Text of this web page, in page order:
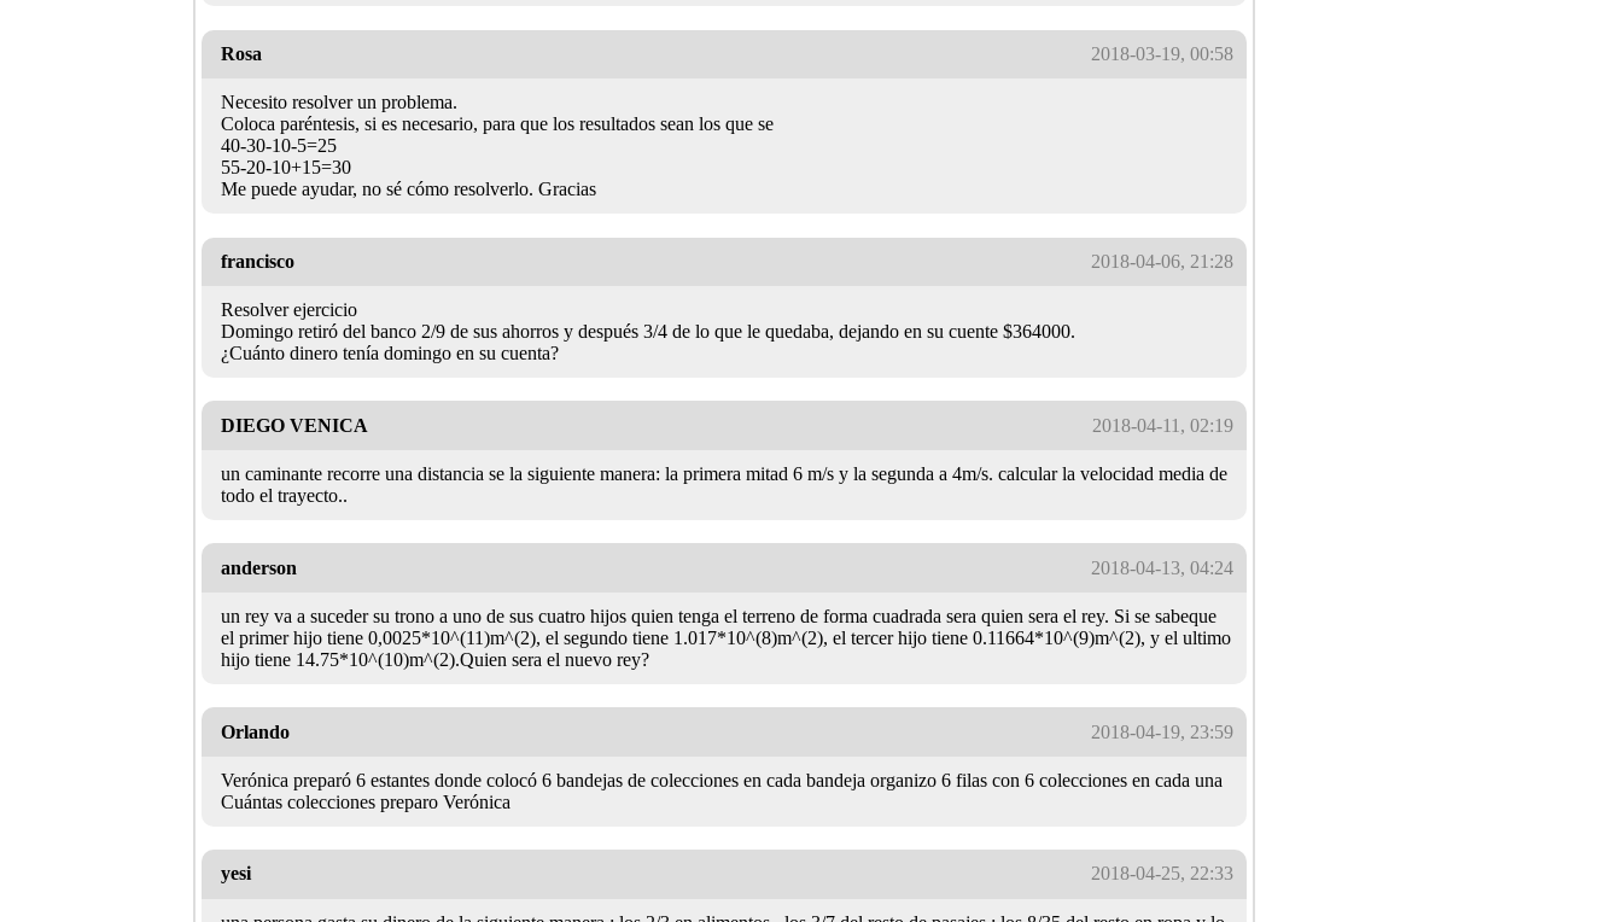
Rosa 2018-03-19, 00:58
Necesito resolver un problema.
Coloca paréntesis, si es necesario, para que los resultados sean los que se
40-30-10-5=25
55-20-10+15=30
Me puede ayudar, no sé cómo resolverlo. Gracias
francisco 2018-04-06, 21:28
Resolver ejercicio
Domingo retiró del banco 2/9 de sus ahorros y después 3/4 de lo que le quedaba, dejando en su cuente $364000.
¿Cuánto dinero tenía domingo en su cuenta?
DIEGO VENICA 2018-04-11, 02:19
un caminante recorre una distancia se la siguiente manera: la primera mitad 6 m/s y la segunda a 4m/s. calcular la velocidad media de
todo el trayecto..
anderson 2018-04-13, 04:24
un rey va a suceder su trono a uno de sus cuatro hijos quien tenga el terreno de forma cuadrada sera quien sera el rey. Si se sabeque
el primer hijo tiene 0,0025*10^(11)m^(2), el segundo tiene 1.017*10^(8)m^(2), el tercer hijo tiene 0.11664*10^(9)m^(2), y el ultimo
hijo tiene 14.75*10^(10)m^(2).Quien sera el nuevo rey?
Orlando 2018-04-19, 23:59
Verónica preparó 6 estantes donde colocó 6 bandejas de colecciones en cada bandeja organizo 6 filas con 6 colecciones en cada una
Cuántas colecciones preparo Verónica
yesi 2018-04-25, 22:33